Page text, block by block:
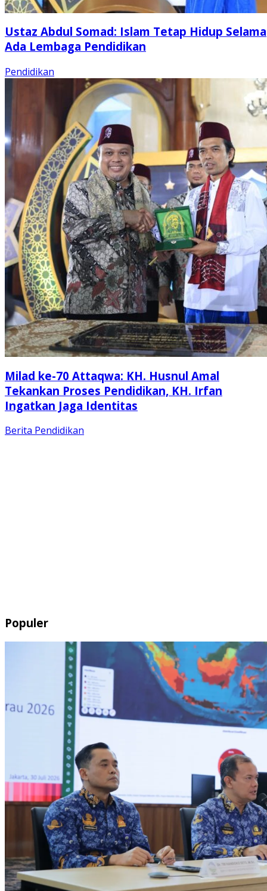
Ustaz Abdul Somad: Islam Tetap Hidup Selama
Ada Lembaga Pendidikan
Pendidikan
Milad ke-70 Attaqwa: KH. Husnul Amal
Tekankan Proses Pendidikan, KH. Irfan
Ingatkan Jaga Identitas
Berita Pendidikan
Populer